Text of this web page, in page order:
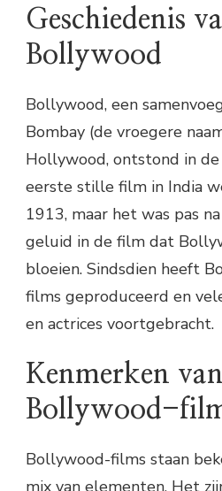
Geschiedenis
Bollywood
Bollywood, een
Bombay (de vroegere
Hollywood, ontstond in
eerste stille film in India
1913, maar het was pas
geluid in de film dat
bloeien. Sindsdien heeft
films geproduceerd en
en actrices voortgebracht.
Kenmerken van
Bollywood-
Bollywood-films staan
mix van elementen. Het